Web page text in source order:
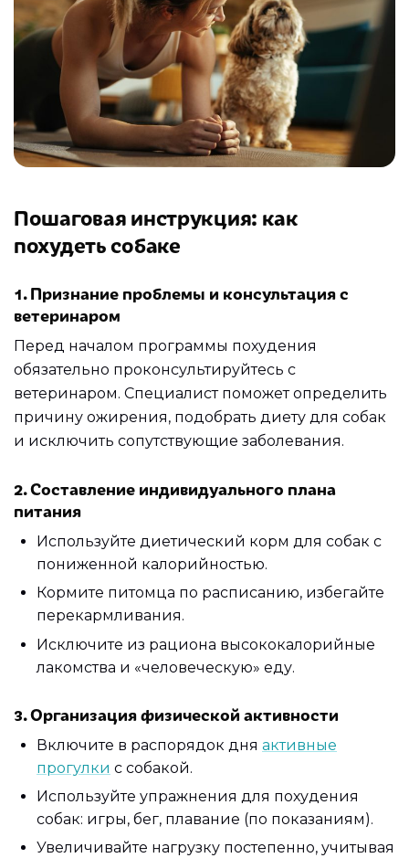
Пошаговая инструкция: как
похудеть собаке
1. Признание проблемы и консультация с
ветеринаром
Перед началом программы похудения
обязательно проконсультируйтесь с
ветеринаром. Специалист поможет определить
причину ожирения, подобрать диету для собак
и исключить сопутствующие заболевания.
2. Составление индивидуального плана
питания
Используйте диетический корм для собак с
пониженной калорийностью.
Кормите питомца по расписанию, избегайте
перекармливания.
Исключите из рациона высококалорийные
лакомства и «человеческую» еду.
3. Организация физической активности
Включите в распорядок дня активные
прогулки с собакой.
Используйте упражнения для похудения
собак: игры, бег, плавание (по показаниям).
Увеличивайте нагрузку постепенно, учитывая